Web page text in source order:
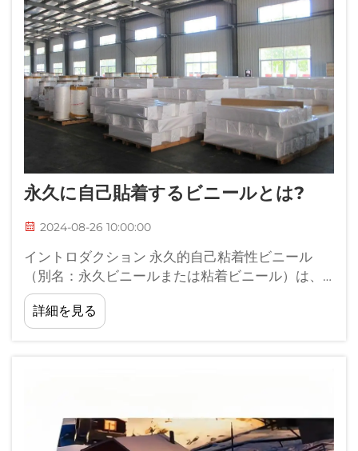
永久に自己貼着するビニールとは?
2024-08-26 10:00:00
イントロダクション 永久的自己粘着性ビニール
（別名：永久ビニールまたは粘着ビニール）は、
車両グラフィックス、看板、その他多くの用途の
ために、世界中の看板ショップや広告会社で急速
に人気を博しているユニークな素材です...
詳細を見る